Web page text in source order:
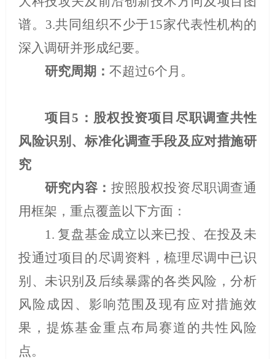
谱。 3.共同组织不少于15家代表性机构的
深入调研并形成纪要。
研究周期： 不超过6个月。
项目 5 ：股权投资项目尽职调查共性
风险识别、标准化调查手段及应对措施研
究
研究内容： 按照股权投资尽职调查通
用框架，重点覆盖以下方面：
1.复盘基金成立以来已投、在投及未
投通过项目的尽调资料，梳理尽调中已识
别、未识别及后续暴露的各类风险，分析
风险成因、影响范围及现有应对措施效
果，提炼基金重点布局赛道的共性风险
点。